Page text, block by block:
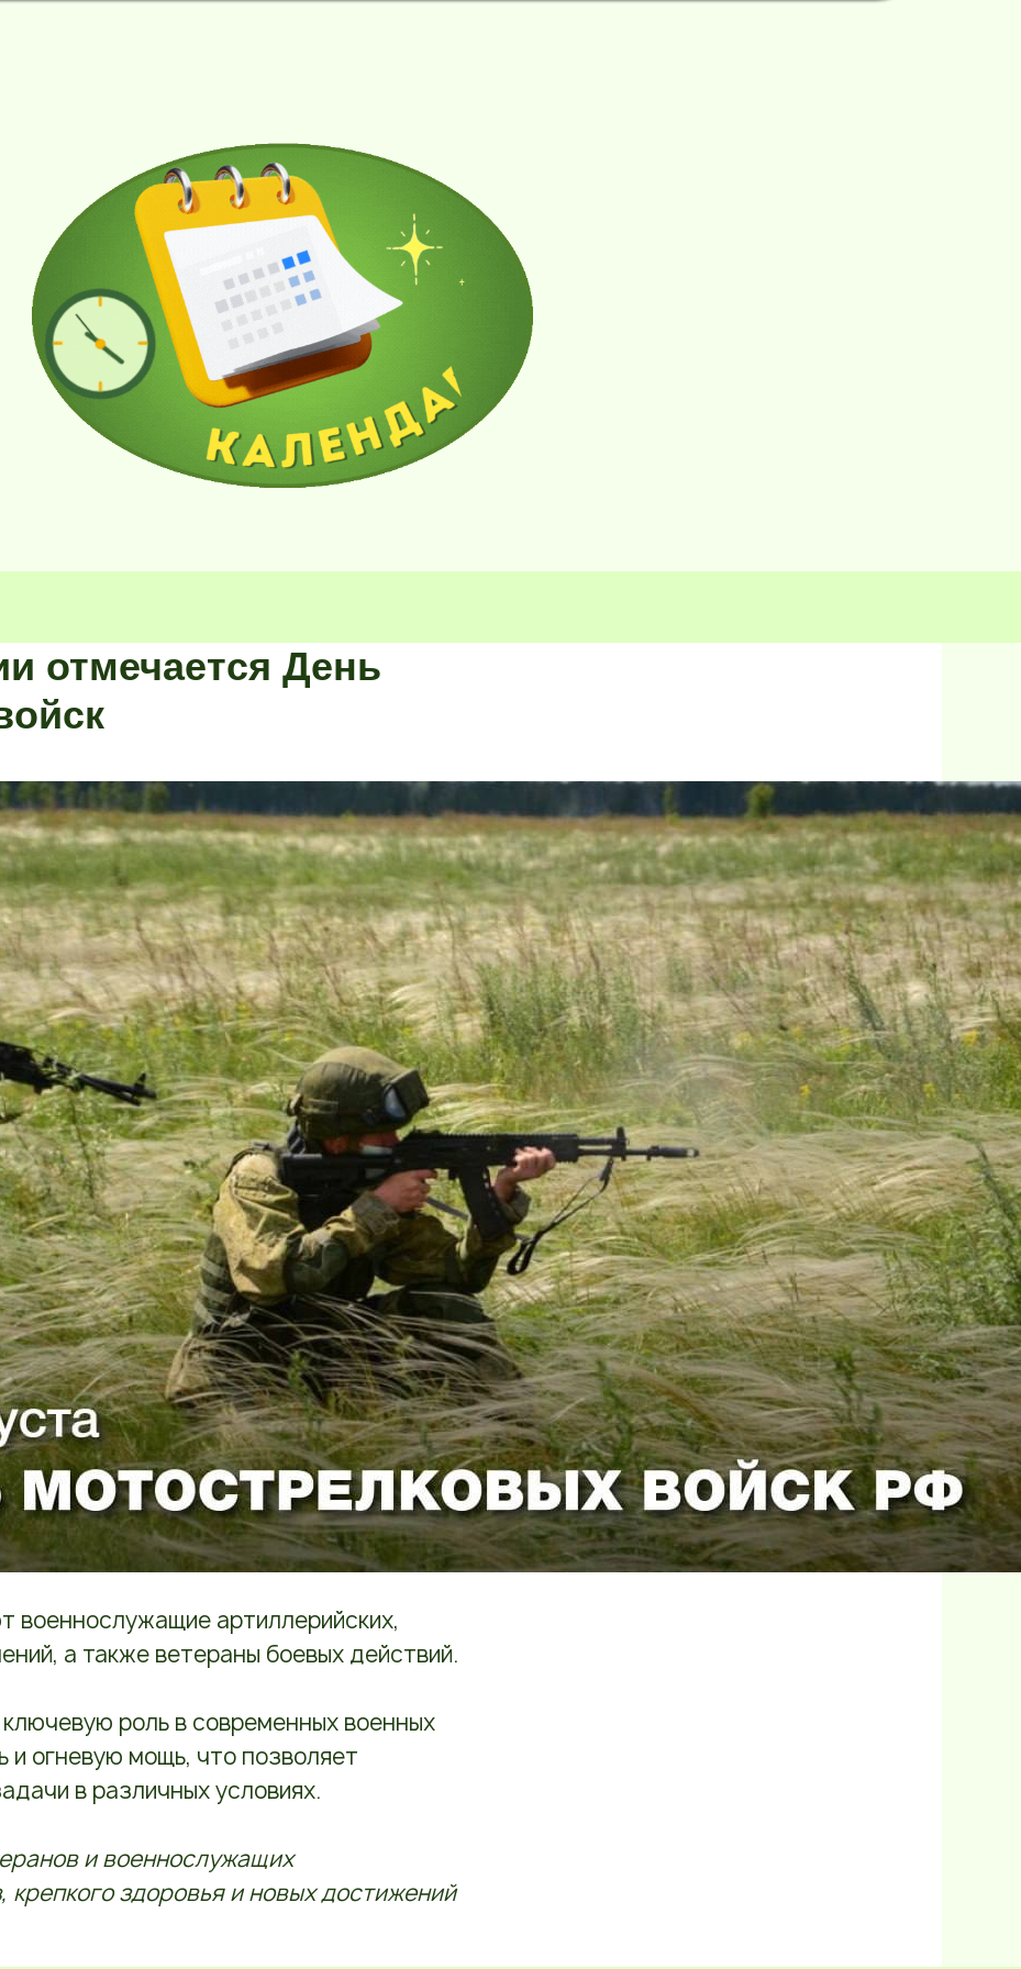
отмечается День
военнослужащие артиллерийских,
а также ветераны боевых действий.
роль в современных военных
и огневую мощь, что позволяет
в различных условиях.
и военнослужащих
крепкого здоровья и новых достижений